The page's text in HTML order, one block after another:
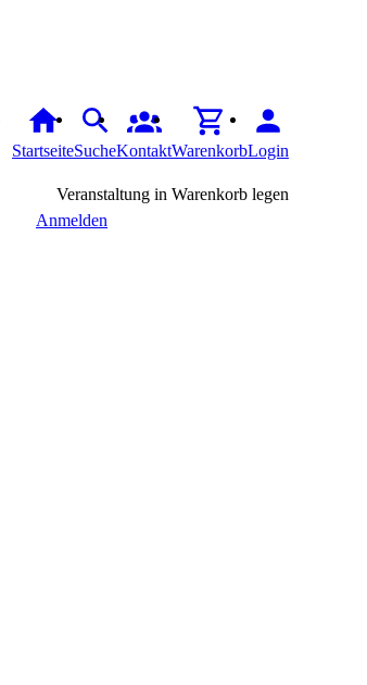
StartseiteSucheKontaktWarenkorbLogin
Veranstaltung in Warenkorb legen
Anmelden